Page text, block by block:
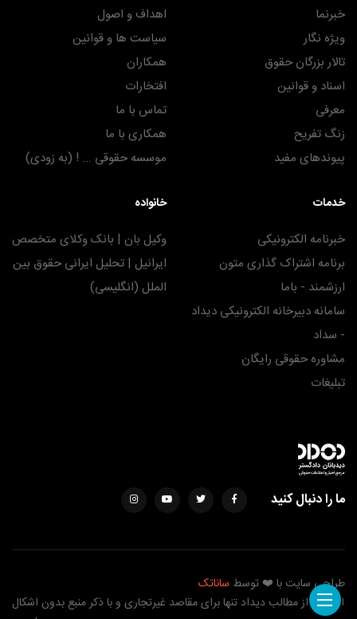
خبرنما
ویژه نگار
تالار بزرگان حقوق
اسناد و قوانین
معرفی
زنگ تفریح
پیوندهای مفید
اهداف و اصول
سیاست ها و قوانین
همکاران
افتخارات
تماس با ما
همکاری با ما
موسسه حقوقی ... ! (به زودی)
خدمات
خبرنامه الکترونیکی
برنامه اشتراک گذاری متون
ارزشمند - باما
سامانه دبیرخانه الکترونیکی دیداد
- سداد
مشاوره حقوقی رایگان
تبلیغات
خانواده
وکیل بان | بانک وکلای متخصص
ایرانیل | تحلیل ایرانی حقوق بین
الملل (انگلیسی)
ما را دنبال کنید
طراحی سایت با ❤️ توسط ساناتک
استفاده از مطالب دیداد تنها برای مقاصد غیرتجاری و با ذکر منبع بدون اشکال